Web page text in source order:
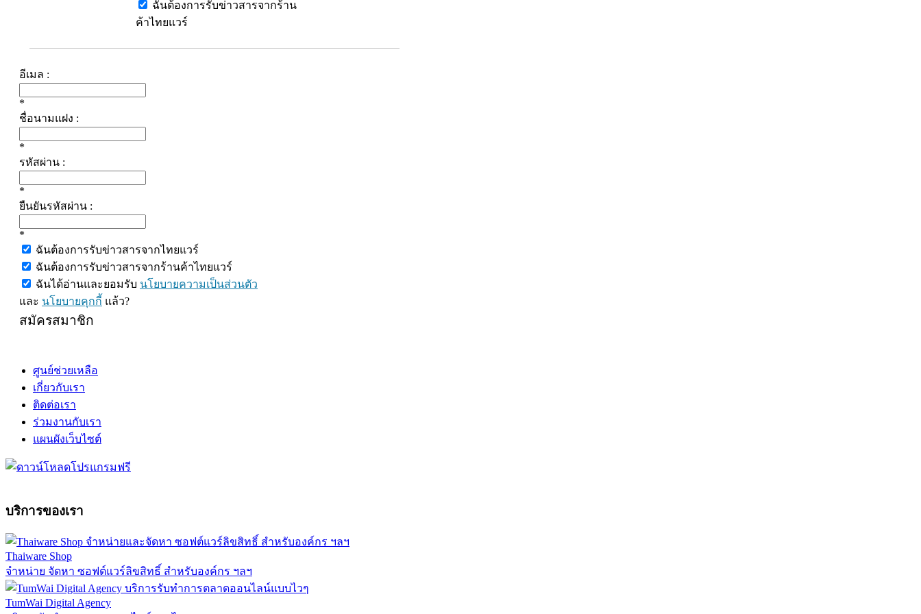
ฉันต้องการรับข่าวสารจากร้าน
ค้าไทยแวร์
อีเมล :
*
ชื่อนามแฝง :
*
รหัสผ่าน :
*
ยืนยันรหัสผ่าน :
*
ฉันต้องการรับข่าวสารจากไทยแวร์
ฉันต้องการรับข่าวสารจากร้านค้าไทยแวร์
ฉันได้อ่านและยอมรับ นโยบายความเป็นส่วนตัว
และ นโยบายคุกกี้ แล้ว?
สมัครสมาชิก
ศูนย์ช่วยเหลือ
เกี่ยวกับเรา
ติดต่อเรา
ร่วมงานกับเรา
แผนผังเว็บไซต์
บริการของเรา
Thaiware Shop
จำหน่าย จัดหา ซอฟต์แวร์ลิขสิทธิ์ สำหรับองค์กร ฯลฯ
TumWai Digital Agency